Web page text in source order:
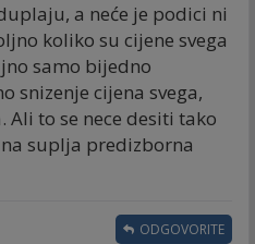
a neće je podici ni
koliko su cijene svega
samo bijedno
snizenje cijena svega,
Ali to se nece desiti tako
suplja predizborna
ODGOVORITE